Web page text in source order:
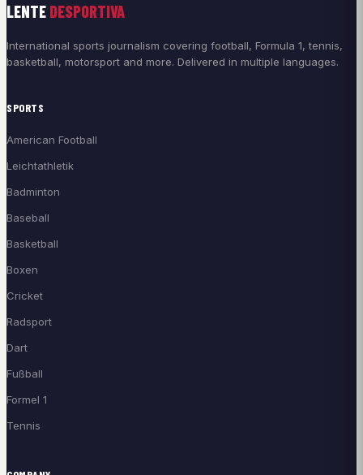
LENTE DESPORTIVA
International sports journalism covering football, Formula 1, tennis,
basketball, motorsport and more. Delivered in multiple languages.
SPORTS
American Football
Leichtathletik
Badminton
Baseball
Basketball
Boxen
Cricket
Radsport
Dart
Fußball
Formel 1
Tennis